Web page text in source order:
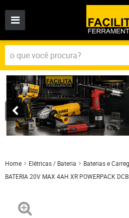
Home Elétricas / Bateria
Baterias e
BATERIA 20V MAX 4AH XR POWERPACK